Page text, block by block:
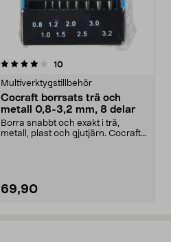
10recensioner
Multiverktygstillbehör
Cocraft borrsats trä och
metall 0,8-3,2 mm, 8 delar
Borra snabbt och exakt i trä,
metall, plast och gjutjärn. Cocraft
69,90
4.5 av 5 stjärnor